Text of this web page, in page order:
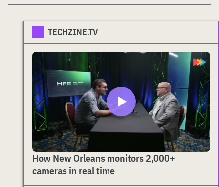
TECHZINE.TV
How New Orleans monitors 2,000+
cameras in real time